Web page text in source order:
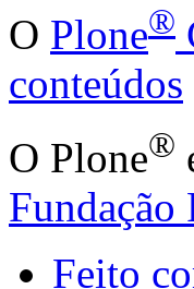
O Plone®
conteúdos
O Plone®
Fundação
Feito